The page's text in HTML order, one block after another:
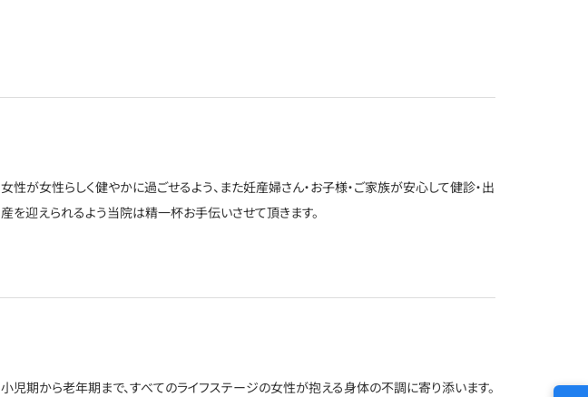
女性が女性らしく健やかに過ごせるよう、また妊産婦さん・お子様・ご家族が安心して健診・出
産を迎えられるよう当院は精一杯お手伝いさせて頂きます。
小児期から老年期まで、すべてのライフステージの女性が抱える身体の不調に寄り添います。